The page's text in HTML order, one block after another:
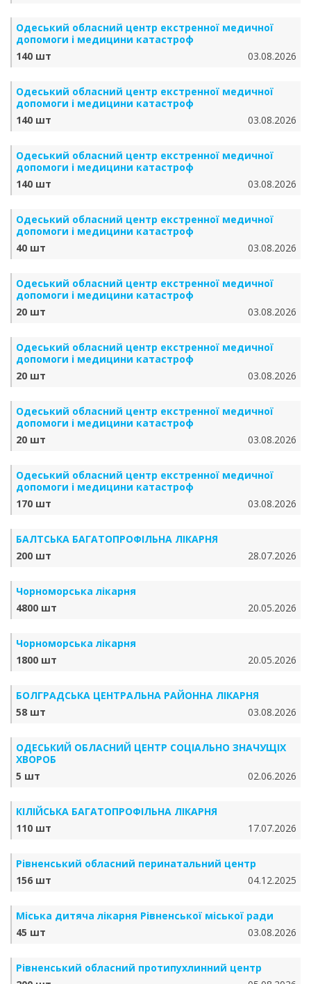
Одеський обласний центр екстренної медичної
допомоги і медицини катастроф
140 шт
03.08.2026
Одеський обласний центр екстренної медичної
допомоги і медицини катастроф
140 шт
03.08.2026
Одеський обласний центр екстренної медичної
допомоги і медицини катастроф
140 шт
03.08.2026
Одеський обласний центр екстренної медичної
допомоги і медицини катастроф
40 шт
03.08.2026
Одеський обласний центр екстренної медичної
допомоги і медицини катастроф
20 шт
03.08.2026
Одеський обласний центр екстренної медичної
допомоги і медицини катастроф
20 шт
03.08.2026
Одеський обласний центр екстренної медичної
допомоги і медицини катастроф
20 шт
03.08.2026
Одеський обласний центр екстренної медичної
допомоги і медицини катастроф
170 шт
03.08.2026
БАЛТСЬКА БАГАТОПРОФІЛЬНА ЛІКАРНЯ
200 шт
28.07.2026
Чорноморська лікарня
4800 шт
20.05.2026
Чорноморська лікарня
1800 шт
20.05.2026
БОЛГРАДСЬКА ЦЕНТРАЛЬНА РАЙОННА ЛІКАРНЯ
58 шт
03.08.2026
ОДЕСЬКИЙ ОБЛАСНИЙ ЦЕНТР СОЦІАЛЬНО ЗНАЧУЩІХ
ХВОРОБ
5 шт
02.06.2026
КІЛІЙСЬКА БАГАТОПРОФІЛЬНА ЛІКАРНЯ
110 шт
17.07.2026
Рівненський обласний перинатальний центр
156 шт
04.12.2025
Міська дитяча лікарня Рівненської міської ради
45 шт
03.08.2026
Рівненський обласний протипухлинний центр